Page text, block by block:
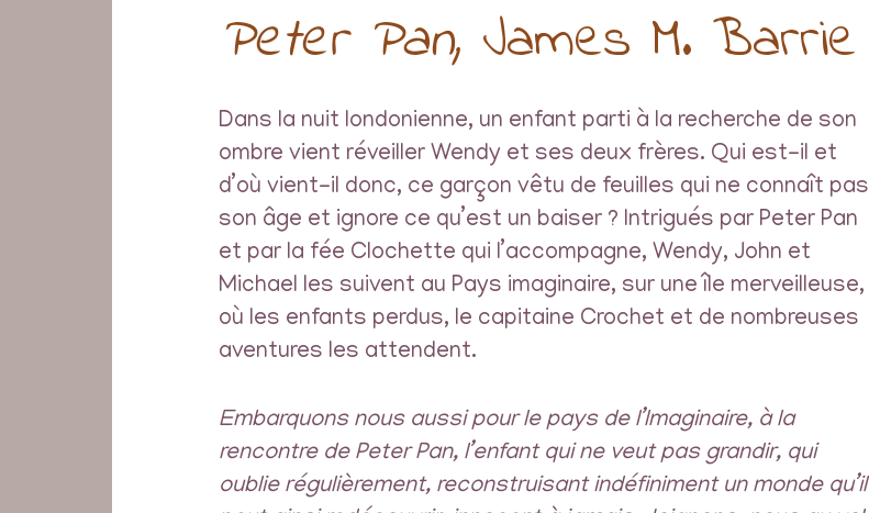
Peter Pan, James M. Barrie
Dans la nuit londonienne, un enfant parti à la recherche de son
ombre vient réveiller Wendy et ses deux frères. Qui est-il et
d’où vient-il donc, ce garçon vêtu de feuilles qui ne connaît pas
son âge et ignore ce qu’est un baiser ? Intrigués par Peter Pan
et par la fée Clochette qui l’accompagne, Wendy, John et
Michael les suivent au Pays imaginaire, sur une île merveilleuse,
où les enfants perdus, le capitaine Crochet et de nombreuses
aventures les attendent.
Embarquons nous aussi pour le pays de l’Imaginaire, à la
rencontre de Peter Pan, l’enfant qui ne veut pas grandir, qui
oublie régulièrement, reconstruisant indéfiniment un monde qu’il